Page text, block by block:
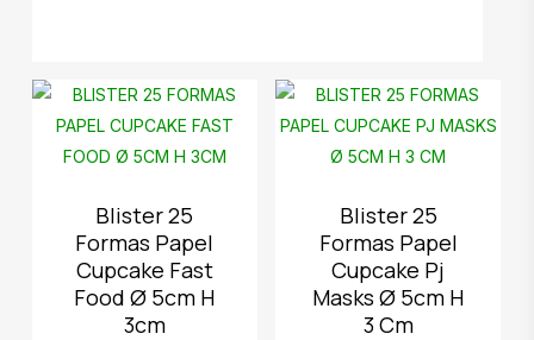
Blister 25
Formas Papel
Cupcake Fast
Food Ø 5cm H
3cm
Blister 25
Formas Papel
Cupcake Pj
Masks Ø 5cm H
3 Cm